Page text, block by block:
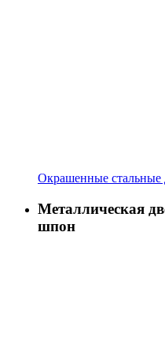
Окрашенные стальные
Металлическая
шпон